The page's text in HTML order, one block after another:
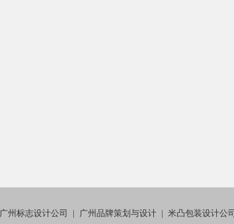
广州标志设计公司 广州品牌策划与设计| 米凸包装设计公司